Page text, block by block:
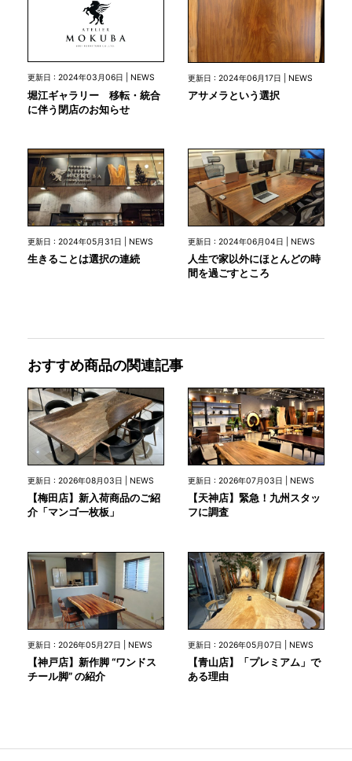
更新日 : 2024年03月06日 | NEWS
堀江ギャラリー 移転・統合
に伴う閉店のお知らせ
更新日 : 2024年06月17日 | NEWS
アサメラという選択
更新日 : 2024年05月31日 | NEWS
生きることは選択の連続
更新日 : 2024年06月04日 | NEWS
人生で家以外にほとんどの時
間を過ごすところ
おすすめ商品の関連記事
更新日 : 2026年08月03日 | NEWS
【梅田店】新入荷商品のご紹
介「マンゴ一枚板」
更新日 : 2026年07月03日 | NEWS
【天神店】緊急！九州スタッ
フに調査
更新日 : 2026年05月27日 | NEWS
【神戸店】新作脚 “ワンドス
チール脚” の紹介
更新日 : 2026年05月07日 | NEWS
【青山店】「プレミアム」で
ある理由